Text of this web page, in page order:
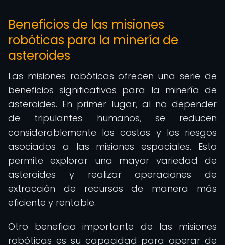
Beneficios de las misiones
robóticas para la minería de
asteroides
Las misiones robóticas ofrecen una serie de
beneficios significativos para la minería de
asteroides. En primer lugar, al no depender
de tripulantes humanos, se reducen
considerablemente los costos y los riesgos
asociados a las misiones espaciales. Esto
permite explorar una mayor variedad de
asteroides y realizar operaciones de
extracción de recursos de manera más
eficiente y rentable.
Otro beneficio importante de las misiones
robóticas es su capacidad para operar de